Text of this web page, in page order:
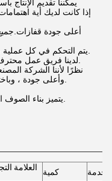
يمكننا تقديم الإنتاج
إذا كانت لديك أية
أعلى جودة
نظرًا لأننا الشركة
العلامة
كمية